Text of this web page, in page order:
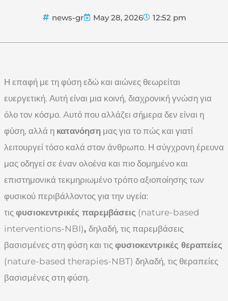
news-gr May 28, 2026 12:52 pm
Η επαφή με τη φύση εδώ και αιώνες θεωρείται
ευεργετική. Αυτή είναι μια κοινή, διαχρονική γνώση για
όλο τον κόσμο. Aυτό που αλλάζει σήμερα δεν είναι η
φύση, αλλά η κατανόηση μας για το πώς και γιατί
λειτουργεί τόσο καλά στον άνθρωπο. Η σύγχρονη έρευνα
μας οδηγεί σε έναν ολοένα και πιο δομημένο και
επιστημονικά τεκμηριωμένο τρόπο αξιοποίησης των
φυσικού περιβάλλοντος για την υγεία:
τις φυσιοκεντρικές παρεμβάσεις (nature-based
interventions-NBI), δηλαδή, τις παρεμβάσεις
βασισμένες στη φύση και τις φυσιοκεντρικές θεραπείες
(nature-based therapies-NBT) δηλαδή, τις θεραπείες
βασισμένες στη φύση.